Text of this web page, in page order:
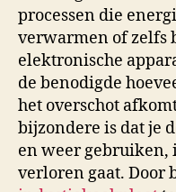
processen die
verwarmen of zelfs
elektronische
de benodigde
het overschot
bijzondere is dat je
en weer gebruiken,
verloren gaat. Door